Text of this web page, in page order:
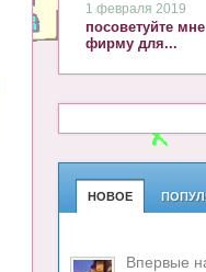
1 февраля 2019
посоветуйте
фирму для...
НОВОЕ
Впервые